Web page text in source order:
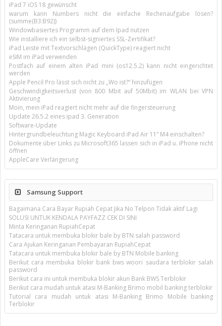
iPad 7 iOS 18 gewünscht
warum kann Numbers nicht die einfache Rechenaufgabe lösen?
(summe(B3:B92))
Windowbasiertes Programm auf dem Ipad nutzen
Wie installiere ich ein selbst-signiertes SSL-Zertifikat?
iPad Leiste mit Textvorschlägen (QuickType) reagiert nicht
eSIM im iPad verwenden
Postfach auf einem alten iPad mini (os12.5.2) kann nicht eingerichtet
werden
Apple Pencil Pro lässt sich nicht zu „Wo ist?“ hinzufügen
Geschwindigkeitsverlust (von 800 Mbit auf 50Mbit) im WLAN bei VPN
Aktivierung
Moin, mein iPad reagiert nicht mehr auf die fingersteuerung
Update 26.5.2 eines ipad 3. Generation
Software-Update
Hintergrundbeleuchtung Magic Keyboard iPad Air 11’’ M4 einschalten?
Dokumente über Links zu Microsoft365 lassen sich in iPad u. iPhone nicht
öffnen
AppleCare Verlängerung
Samsung Support
Bagaimana Cara Bayar Rupiah Cepat Jika No Telpon Tidak aktif Lagi
SOLUSI UNTUK KENDALA PAYFAZZ CEK DI SINI
Minta Keringanan RupiahCepat
Tatacara untuk membuka blokir bale by BTN salah password
Cara Ajukan Keringanan Pembayaran RupiahCepat
Tatacara untuk membuka blokir bale by BTN Mobile banking
Berikut cara membuka blokir bank bws woori saudara terblokir salah
password
Berikut cara ini untuk membuka blokir akun Bank BWS Terblokir
Berikut cara mudah untuk atasi M-Banking Brimo mobil banking terblokir
Tutorial cara mudah untuk atasi M-Banking Brimo Mobile banking
Terblokir